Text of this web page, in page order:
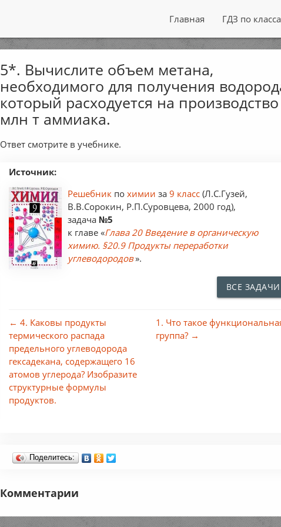
Главная ГДЗ по
5*. Вычислите объем метана,
необходимого для получения
который расходуется на
млн т аммиака.
Ответ смотрите в учебнике.
Источник:
Решебник похимииза9 класс (Л.С.Гузей,
В.В.Сорокин, Р.П.Суровцева, 2000 год),
задача №5
к главе «Глава 20 Введение в органическую
химию. §20.9 Продукты переработки
углеводородов».
ВСЕ ЗАДАЧИ
← 4. Каковы продукты
термического распада
предельного углеводорода
гексадекана, содержащего 16
атомов углерода? Изобразите
структурные формулы
продуктов.
1. Что такое
группа? →
Поделитесь:
Комментарии